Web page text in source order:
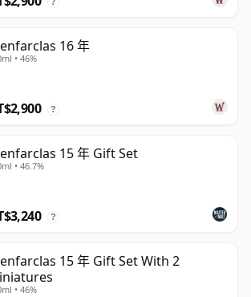
16 年
• 46%
?
15 年 Gift Set
• 46.7%
?
15 年 Gift Set With 2
• 46%